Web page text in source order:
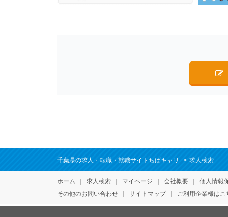
千葉県の求人・転職・就職サイトちばキャリ 求人検索
ホーム 求人検索 マイページ 会社概要
個人情報
その他のお問い合わせ
サイトマップ ご利用企業様はこ